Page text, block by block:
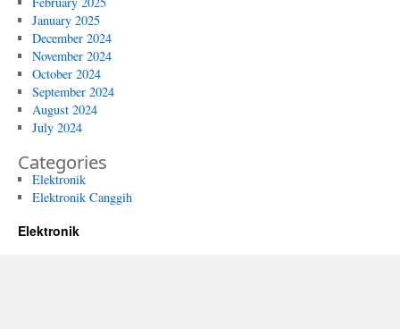
January 2025
December 2024
November 2024
October 2024
September 2024
August 2024
July 2024
Categories
Elektronik
Elektronik Canggih
Elektronik